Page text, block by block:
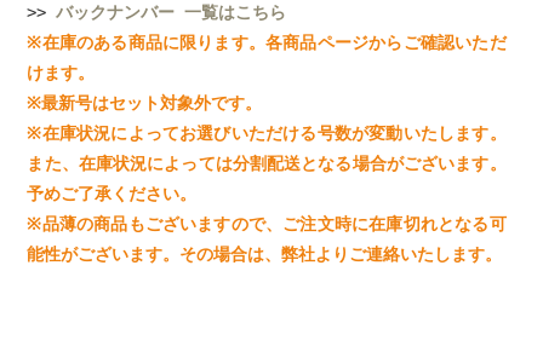
>>バックナンバー 一覧はこちら
※在庫のある商品に限ります。各商品ページからご確認いただ
けます。
※最新号はセット対象外です。
※在庫状況によってお選びいただける号数が変動いたします。
また、在庫状況によっては分割配送となる場合がございます。
予めご了承ください。
※品薄の商品もございますので、ご注文時に在庫切れとなる可
能性がございます。その場合は、弊社よりご連絡いたします。